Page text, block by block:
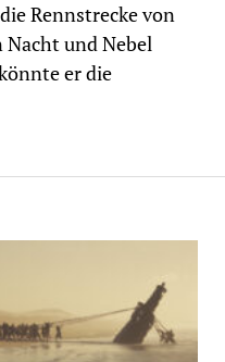
Rennstrecke von
Nacht und Nebel
er die